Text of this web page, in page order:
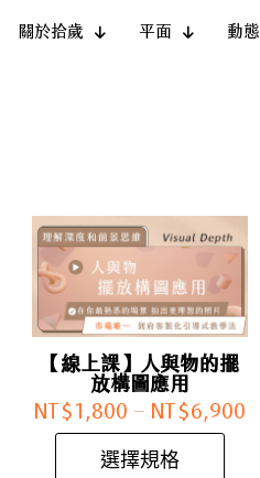
關於拾歲 平面 動態
【線上課】人與物的擺
放構圖應用
NT$ 1,800 – NT$6,900
選擇規格